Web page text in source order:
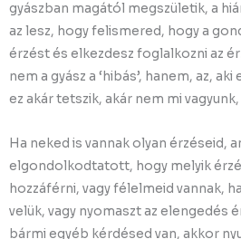
gyászban magától megszületik, a
az lesz, hogy felismered, hogy a
érzést és elkezdesz foglalkozni az
nem a gyász a ‘hibás’, hanem, az,
ez akár tetszik, akár nem mi
Ha neked is vannak olyan érzéseid,
elgondolkodtatott, hogy melyik
hozzáférni, vagy félelmeid vannak,
velük, vagy nyomaszt az elengedés
bármi egyéb kérdésed van, akkor